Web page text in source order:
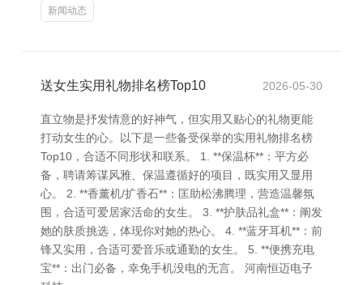
新闻动态
送女生实用礼物排名榜Top10 2026-05-30
直立物是抒发情意的好神气，但实用又贴心的礼物更能
打动女生的心。以下是一些备受保举的实用礼物排名榜
Top10，合适不同形状和联系。 1. **保温杯**：平方必
备，聘请筹谋风雅、保温遵循好的项目，既实用又显用
心。 2. **香薰机/扩香石**：匡助松沸腾理，营造温馨氛
围，合适可爱居家活命的女生。 3. **护肤品礼盒**：阐发
她的肤质挑选，体现你对她的热心。 4. **蓝牙耳机**：前
锋又实用，合适可爱音乐或通勤的女生。 5. **便携充电
宝**：出门必备，幸免手机没电的无言。 河南恒迈电子